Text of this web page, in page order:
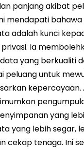
panjang akibat
mendapati
adalah kunci
Ia
yang berkualiti
peluang untuk
kepercayaan.
yang
yang lebih segar,
cekap tenaga. Ini